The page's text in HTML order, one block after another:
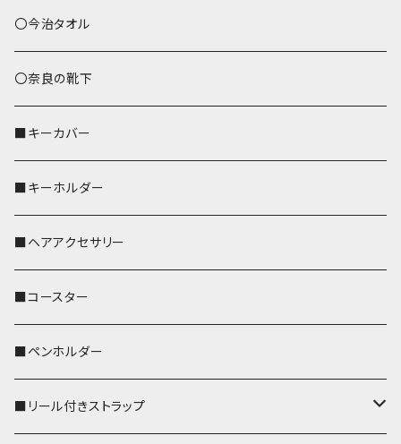
あずまバッグ
トートバッグ（L）
バッグインバッグ
シマエナガ
ハシビロコウ
オカメインコ
歌うオカメちゃん
おかめ３兄弟
セキセイインコ
文鳥
鹿
ペンギン
〇今治タオル
〇奈良の靴下
■キーカバー
■キーホルダー
■ヘアアクセサリー
■コースター
■ペンホルダー
■リール付きストラップ